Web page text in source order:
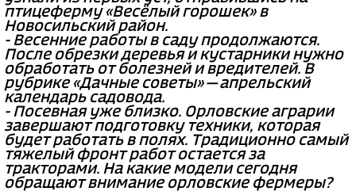
птицеферму «Весёлый горошек» в
Новосильский район.
- Весенние работы в саду продолжаются.
После обрезки деревья и кустарники нужно
обработать от болезней и вредителей. В
рубрике «Дачные советы» — апрельский
календарь садовода.
- Посевная уже близко. Орловские аграрии
завершают подготовку техники, которая
будет работать в полях. Традиционно самый
тяжелый фронт работ остается за
тракторами. На какие модели сегодня
обращают внимание орловские фермеры?